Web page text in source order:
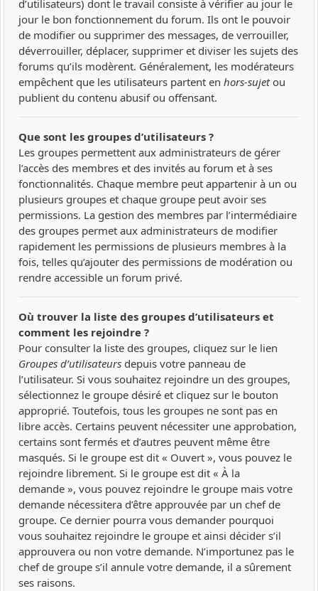
d’utilisateurs) dont le travail consiste à vérifier au jour le
jour le bon fonctionnement du forum. Ils ont le pouvoir
de modifier ou supprimer des messages, de verrouiller,
déverrouiller, déplacer, supprimer et diviser les sujets des
forums qu’ils modèrent. Généralement, les modérateurs
empêchent que les utilisateurs partent en hors-sujetou
publient du contenu abusif ou offensant.
Que sont les groupes d’utilisateurs ?
Les groupes permettent aux administrateurs de gérer
l’accès des membres et des invités au forum et à ses
fonctionnalités. Chaque membre peut appartenir à un ou
plusieurs groupes et chaque groupe peut avoir ses
permissions. La gestion des membres par l’intermédiaire
des groupes permet aux administrateurs de modifier
rapidement les permissions de plusieurs membres à la
fois, telles qu’ajouter des permissions de modération ou
rendre accessible un forum privé.
Où trouver la liste des groupes d’utilisateurs et
comment les rejoindre ?
Pour consulter la liste des groupes, cliquez sur le lien
Groupes d’utilisateurs depuis votre panneau de
l’utilisateur. Si vous souhaitez rejoindre un des groupes,
sélectionnez le groupe désiré et cliquez sur le bouton
approprié. Toutefois, tous les groupes ne sont pas en
libre accès. Certains peuvent nécessiter une approbation,
certains sont fermés et d’autres peuvent même être
masqués. Si le groupe est dit « Ouvert », vous pouvez le
rejoindre librement. Si le groupe est dit « À la
demande », vous pouvez rejoindre le groupe mais votre
demande nécessitera d’être approuvée par un chef de
groupe. Ce dernier pourra vous demander pourquoi
vous souhaitez rejoindre le groupe et ainsi décider s’il
approuvera ou non votre demande. N’importunez pas le
chef de groupe s’il annule votre demande, il a sûrement
ses raisons.